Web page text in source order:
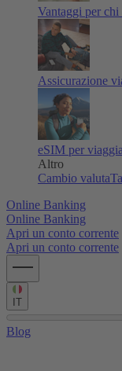
Vantaggi per chi
Assicurazione
eSIM per
Altro
Cambio valuta
Online Banking
Online Banking
Apri un conto corrente
Apri un conto corrente
IT
Blog